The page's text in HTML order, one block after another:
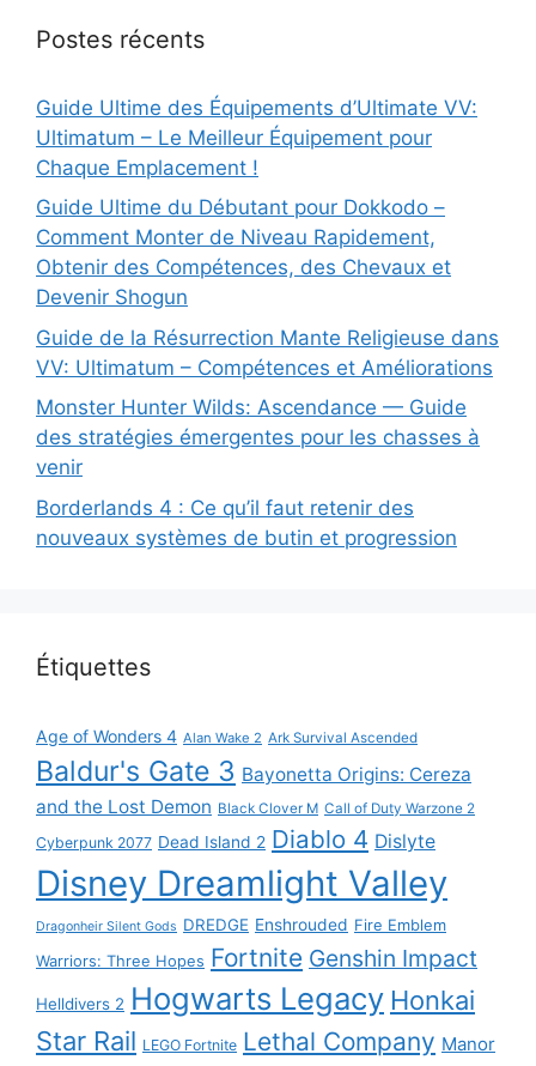
Postes récents
Guide Ultime des Équipements d’Ultimate VV:
Ultimatum – Le Meilleur Équipement pour
Chaque Emplacement !
Guide Ultime du Débutant pour Dokkodo –
Comment Monter de Niveau Rapidement,
Obtenir des Compétences, des Chevaux et
Devenir Shogun
Guide de la Résurrection Mante Religieuse dans
VV: Ultimatum – Compétences et Améliorations
Monster Hunter Wilds: Ascendance — Guide
des stratégies émergentes pour les chasses à
venir
Borderlands 4 : Ce qu’il faut retenir des
nouveaux systèmes de butin et progression
Étiquettes
Age of Wonders 4 Alan Wake 2 Ark Survival Ascended
Baldur's Gate 3 Bayonetta Origins: Cereza
and the Lost Demon Black Clover M Call of Duty Warzone 2
Cyberpunk 2077 Dead Island 2 Diablo 4 Dislyte
Disney Dreamlight Valley
Dragonheir Silent Gods DREDGE Enshrouded Fire Emblem
Warriors: Three Hopes Fortnite Genshin Impact
Helldivers 2 Hogwarts Legacy Honkai
Star Rail LEGO Fortnite Lethal Company Manor